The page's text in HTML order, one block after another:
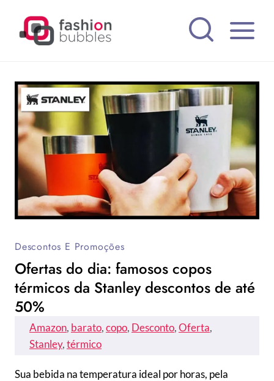
Descontos E Promoções
Ofertas do dia: famosos copos
térmicos da Stanley descontos de até
50%
Amazon, barato, copo, Desconto, Oferta
Stanley, térmico
Sua bebida na temperatura ideal por horas, pela